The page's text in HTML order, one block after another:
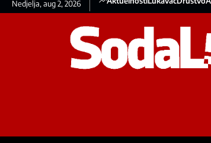
Nedjelja, aug 2, 2026